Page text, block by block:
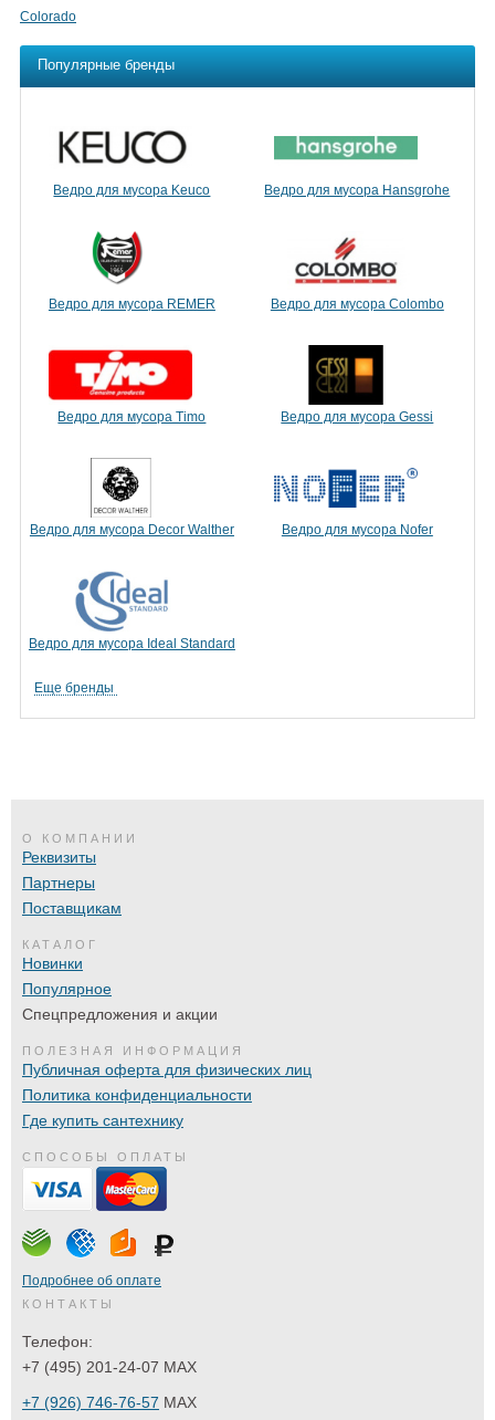
Colorado
Популярные бренды
Ведро для мусора Keuco Ведро для мусора Hansgrohe
Ведро для мусора REMER Ведро для мусора Colombo
Ведро для мусора Timo Ведро для мусора Gessi
Ведро для мусора Decor Walther Ведро для мусора Nofer
Ведро для мусора Ideal Standard
Еще бренды
О КОМПАНИИ
Реквизиты
Партнеры
Поставщикам
КАТАЛОГ
Новинки
Популярное
Спецпредложения и акции
ПОЛЕЗНАЯ ИНФОРМАЦИЯ
Публичная оферта для физических лиц
Политика конфиденциальности
Где купить сантехнику
СПОСОБЫ ОПЛАТЫ
Подробнее об оплате
КОНТАКТЫ
Телефон:
+7 (495) 201-24-07 MAX
+7 (926) 746-76-57 MAX